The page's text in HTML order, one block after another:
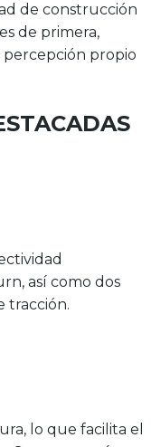
de construcción
de primera,
propio
así como dos
tracción.
lo que facilita el